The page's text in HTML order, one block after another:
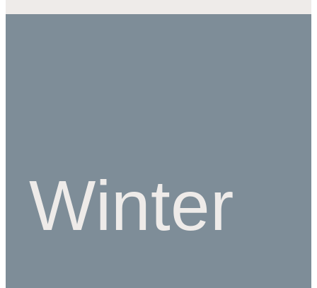
Winter